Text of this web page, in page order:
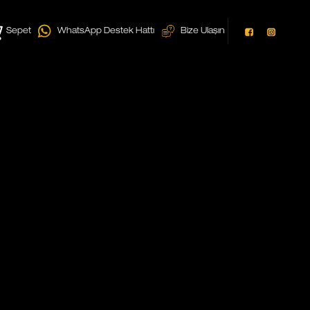
Sepet WhatsApp Destek Hattı Bize Ulaşın